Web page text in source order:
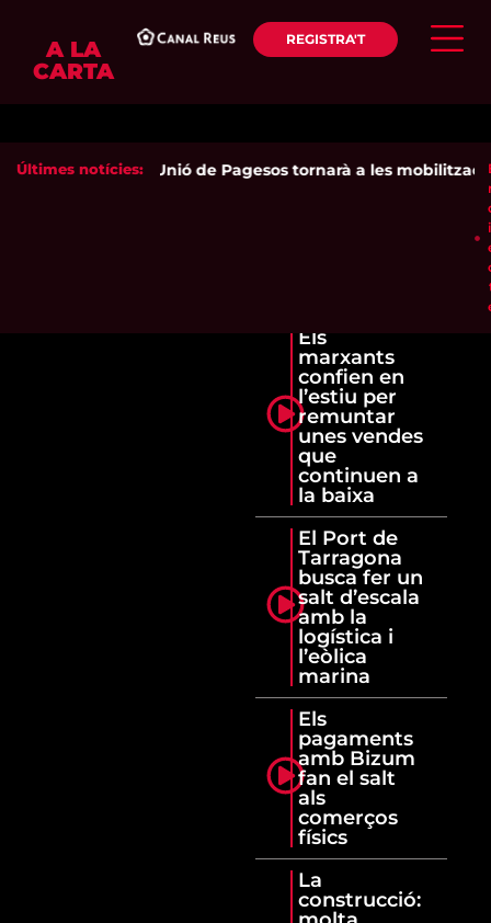
A LA
CARTA
REGISTRA'T
Últimes notícies:Unió de Pagesos tornarà a les
Els
marxants
confien en
l’estiu per
remuntar
unes vendes
que
continuen a
la baixa
El Port de
Tarragona
busca fer un
salt d’escala
amb la
logística i
l’eòlica
marina
Els
pagaments
amb Bizum
fan el salt
als
comerços
físics
La
construcció: